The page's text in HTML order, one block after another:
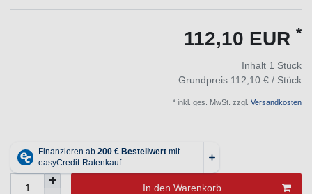
112,10 EUR *
Inhalt 1 Stück
Grundpreis 112,10 € / Stück
* inkl. ges. MwSt. zzgl. Versandkosten
In den Warenkorb